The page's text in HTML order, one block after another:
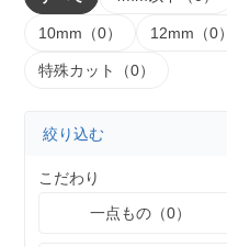
10mm（0） 12mm（0）
特殊カット（0）
絞り込む
こだわり
一点もの（0）